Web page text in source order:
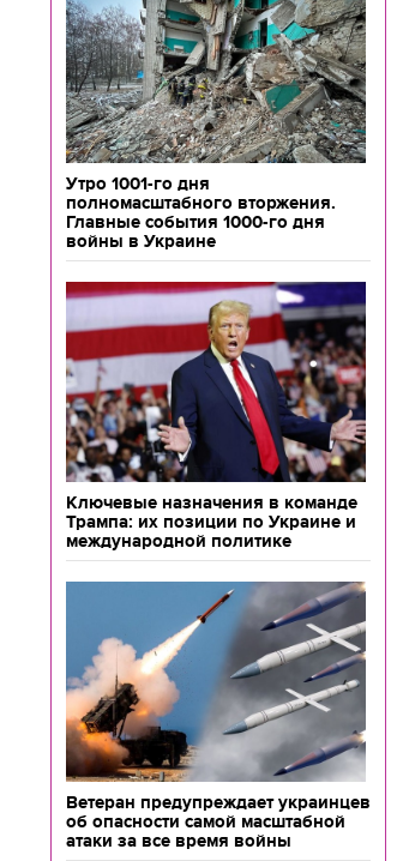
Утро 1001-го дня
полномасштабного вторжения.
Главные события 1000-го дня
войны в Украине
Ключевые назначения в команде
Трампа: их позиции по Украине и
международной политике
Ветеран предупреждает украинцев
об опасности самой масштабной
атаки за все время войны